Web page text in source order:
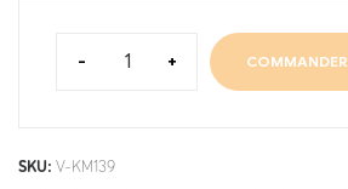
- + COMMANDER
SKU: V-KM139